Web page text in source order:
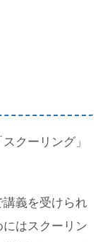
クーリング」
義を受けられ
はスクーリン